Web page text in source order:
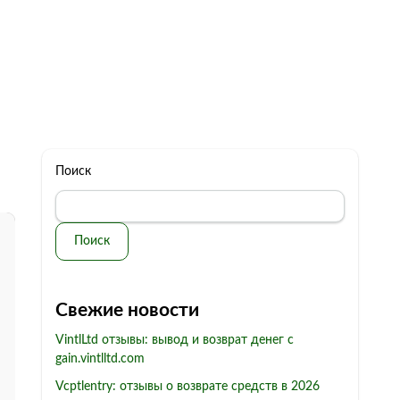
Поиск
Поиск
Свежие новости
VintlLtd отзывы: вывод и возврат денег с
gain.vintlltd.com
Vcptlentry: отзывы о возврате средств в 2026